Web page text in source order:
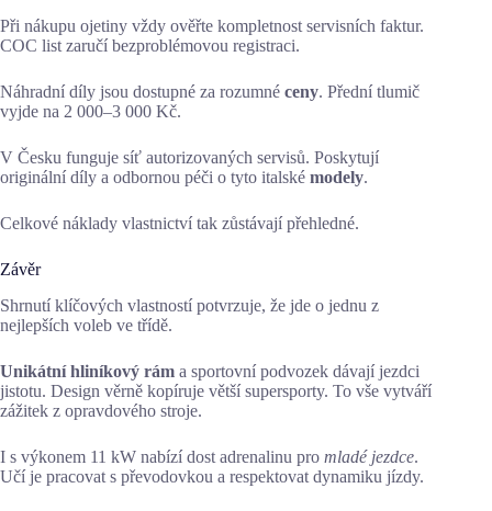
Při nákupu ojetiny vždy ověřte kompletnost servisních faktur.
COC list zaručí bezproblémovou registraci.
Náhradní díly jsou dostupné za rozumné ceny. Přední tlumič
vyjde na 2 000–3 000 Kč.
V Česku funguje síť autorizovaných servisů. Poskytují
originální díly a odbornou péči o tyto italské modely.
Celkové náklady vlastnictví tak zůstávají přehledné.
Závěr
Shrnutí klíčových vlastností potvrzuje, že jde o jednu z
nejlepších voleb ve třídě.
Unikátní hliníkový rám a sportovní podvozek dávají jezdci
jistotu. Design věrně kopíruje větší supersporty. To vše vytváří
zážitek z opravdového stroje.
I s výkonem 11 kW nabízí dost adrenalinu pro mladé jezdce.
Učí je pracovat s převodovkou a respektovat dynamiku jízdy.